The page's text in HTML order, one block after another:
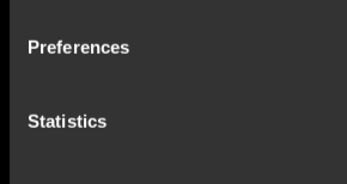
Preferences
Statistics
Cookies
Kontakt